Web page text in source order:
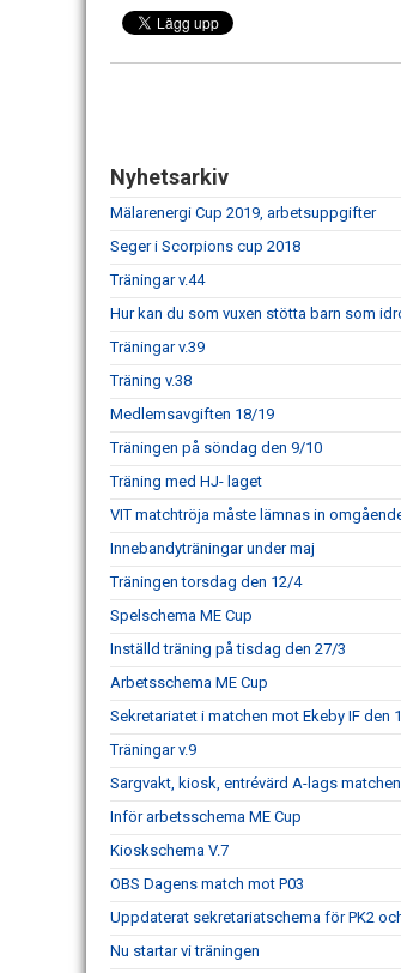
Nyhetsarkiv
Mälarenergi Cup 2019, arbetsuppgifter
Seger i Scorpions cup 2018
Träningar v.44
Hur kan du som vuxen stötta barn som
Träningar v.39
Träning v.38
Medlemsavgiften 18/19
Träningen på söndag den 9/10
Träning med HJ- laget
VIT matchtröja måste lämnas in
Innebandyträningar under maj
Träningen torsdag den 12/4
Spelschema ME Cup
Inställd träning på tisdag den 27/3
Arbetsschema ME Cup
Sekretariatet i matchen mot Ekeby IF den
Träningar v.9
Sargvakt, kiosk, entrévärd A-lags
Inför arbetsschema ME Cup
Kioskschema V.7
OBS Dagens match mot P03
Uppdaterat sekretariatschema för PK2
Nu startar vi träningen